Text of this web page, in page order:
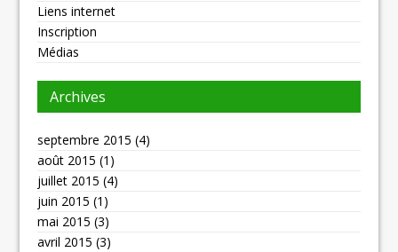
Liens internet
Inscription
Médias
Archives
septembre 2015 (4)
août 2015 (1)
juillet 2015 (4)
juin 2015 (1)
mai 2015 (3)
avril 2015 (3)